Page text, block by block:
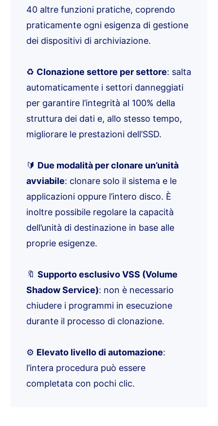
40 altre funzioni pratiche, coprendo
praticamente ogni esigenza di gestione
dei dispositivi di archiviazione.
♻️ Clonazione settore per settore: salta
automaticamente i settori danneggiati
per garantire l’integrità al 100% della
struttura dei dati e, allo stesso tempo,
migliorare le prestazioni dell’SSD.
🔰 Due modalità per clonare un’unità
avviabile: clonare solo il sistema e le
applicazioni oppure l’intero disco. È
inoltre possibile regolare la capacità
dell’unità di destinazione in base alle
proprie esigenze.
🔖Supporto esclusivo VSS (Volume
Shadow Service): non è necessario
chiudere i programmi in esecuzione
durante il processo di clonazione.
⚙️ Elevato livello di automazione:
l’intera procedura può essere
completata con pochi clic.